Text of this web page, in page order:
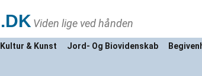
.DK Viden lige ved hånden
Kultur & Kunst Jord- Og Biovidenskab